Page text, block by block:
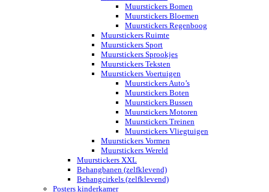
Muurstickers Bomen
Muurstickers Bloemen
Muurstickers Regenboog
Muurstickers Ruimte
Muurstickers Sport
Muurstickers Sprookjes
Muurstickers Teksten
Muurstickers Voertuigen
Muurstickers Auto’s
Muurstickers Boten
Muurstickers Bussen
Muurstickers Motoren
Muurstickers Treinen
Muurstickers Vliegtuigen
Muurstickers Vormen
Muurstickers Wereld
Muurstickers XXL
Behangbanen (zelfklevend)
Behangcirkels (zelfklevend)
Posters kinderkamer